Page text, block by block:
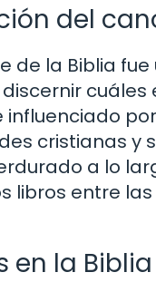
del
la Biblia
cristianas y
a lo
libros entre
en la Biblia